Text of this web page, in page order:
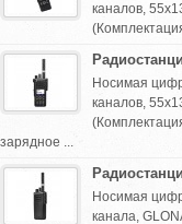
каналов,
Носимая
каналов,
зарядное ...
Носимая
канала,